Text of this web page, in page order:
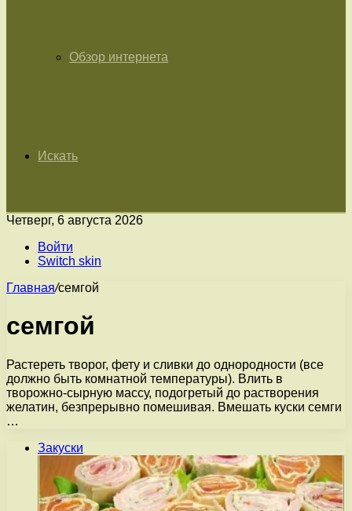
Обзор интернета
Искать
Четверг, 6 августа 2026
Войти
Switch skin
Главная/семгой
семгой
Растереть творог, фету и сливки до однородности (все
должно быть комнатной температуры). Влить в
творожно-сырную массу, подогретый до растворения
желатин, безпрерывно помешивая. Вмешать куски семги
…
Закуски